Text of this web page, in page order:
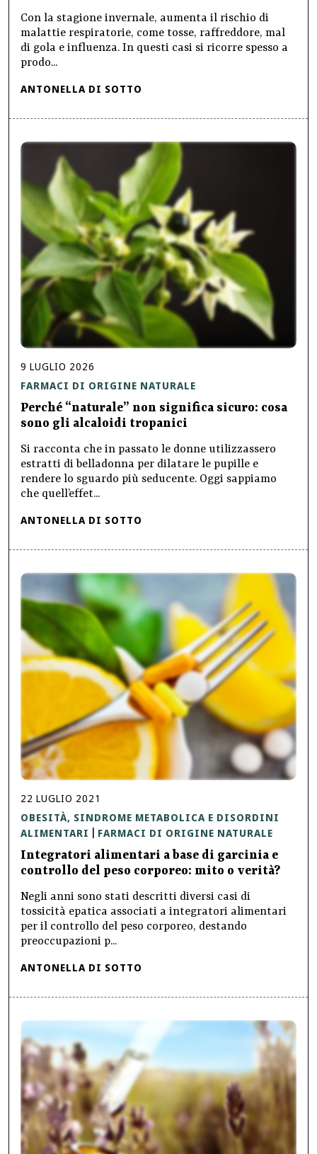
Con la stagione invernale, aumenta il rischio di
malattie respiratorie, come tosse, raffreddore, mal
di gola e influenza. In questi casi si ricorre spesso a
prodo...
ANTONELLA DI SOTTO
9 LUGLIO 2026
FARMACI DI ORIGINE NATURALE
Perché “naturale” non significa sicuro: cosa
sono gli alcaloidi tropanici
Si racconta che in passato le donne utilizzassero
estratti di belladonna per dilatare le pupille e
rendere lo sguardo più seducente. Oggi sappiamo
che quell’effet...
ANTONELLA DI SOTTO
22 LUGLIO 2021
OBESITÀ, SINDROME METABOLICA E DISORDINI
ALIMENTARI
FARMACI DI ORIGINE NATURALE
Integratori alimentari a base di garcinia e
controllo del peso corporeo: mito o verità?
Negli anni sono stati descritti diversi casi di
tossicità epatica associati a integratori alimentari
per il controllo del peso corporeo, destando
preoccupazioni p...
ANTONELLA DI SOTTO